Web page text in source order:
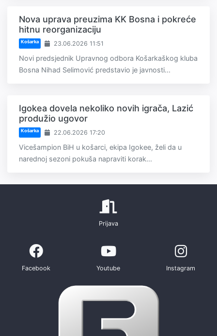
Nova uprava preuzima KK Bosna i pokreće
hitnu reorganizaciju
Košarka 23.06.2026 11:51
Novi predsjednik Upravnog odbora Košarkaškog kluba
Bosna Nihad Selimović predstavio je javnosti...
Igokea dovela nekoliko novih igrača, Lazić
produžio ugovor
Košarka 22.06.2026 17:20
Vicešampion BiH u košarci, ekipa Igokee, želi da u
narednoj sezoni pokuša napraviti korak...
Prijava
Facebook Youtube Instagram